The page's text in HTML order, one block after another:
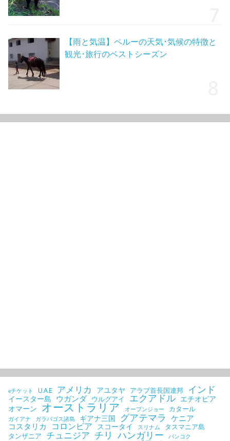
【雨と気温】ペルーの天気･気候の特徴と
観光･旅行のベストシーズン
eチケット U.A.E アメリカ アユタヤ アラブ首長国連邦 インド
イースター島 ウガンダ ウルグアイ エクアドル エチオピア
オマーン
オーストラリア オープンジョー カタール
ガイアナ ガラパゴス諸島 ギアナ三国 グアテマラ
ケニア
コスタリカ
コロンビア スコータイ スリナム
タスマニア島
タンザニア
チュニジア チリ ハンガリー バンコク